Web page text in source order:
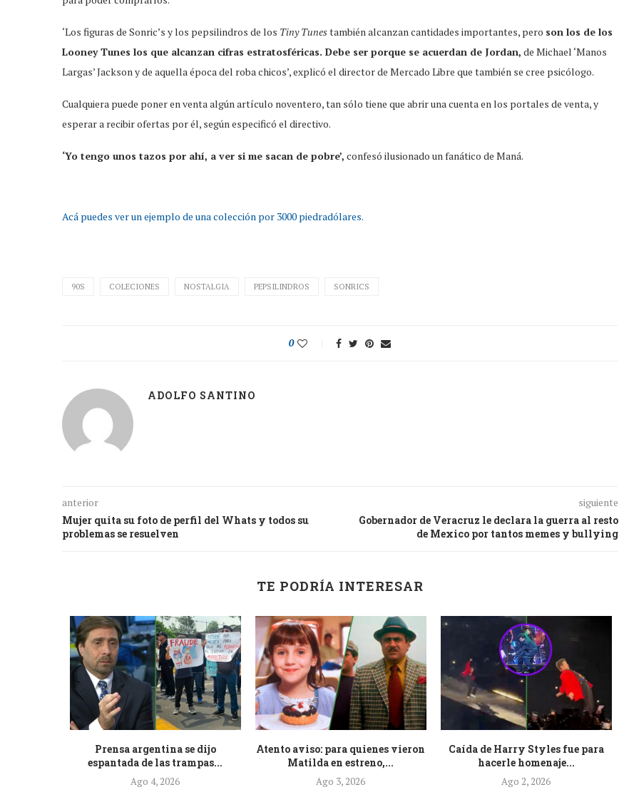
‘Los figuras de Sonric’s y los pepsilindros de los Tiny Tunestambién alcanzan cantidades importantes, pero son los de los
Looney Tunes los que alcanzan cifras estratosféricas. Debe ser porque se acuerdan de Jordan, de Michael ‘Manos
Largas’ Jackson y de aquella época del roba chicos’, explicó el director de Mercado Libre que también se cree psicólogo.
Cualquiera puede poner en venta algún artículo noventero, tan sólo tiene que abrir una cuenta en los portales de venta, y
esperar a recibir ofertas por él, según especificó el directivo.
‘Yo tengo unos tazos por ahí, a ver si me sacan de pobre’, confesó ilusionado un fanático de Maná.
Acá puedes ver un ejemplo de una colección por 3000 piedradólares.
90S COLECIONES NOSTALGIA PEPSILINDROS SONRICS
0
ADOLFO SANTINO
anterior
Mujer quita su foto de perfil del Whats y todos su
problemas se resuelven
siguiente
Gobernador de Veracruz le declara la guerra al resto
de Mexico por tantos memes y bullying
TE PODRÍA INTERESAR
Prensa argentina se dijo
espantada de las trampas...
Ago 4, 2026
Atento aviso: para quienes vieron
Matilda en estreno,...
Ago 3, 2026
Caída de Harry Styles fue para
hacerle homenaje...
Ago 2, 2026